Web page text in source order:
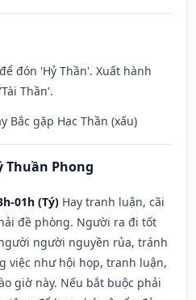
đón 'Hỷ Thần'. Xuất hành
Thần'.
Bắc gặp Hạc Thần (xấu)
Thuần Phong
01h (Tý) Hay tranh luận, cãi
đề phòng. Người ra đi tốt
người nguyền rủa, tránh
việc như hội họp, tranh luận,
giờ này. Nếu bắt buộc phải